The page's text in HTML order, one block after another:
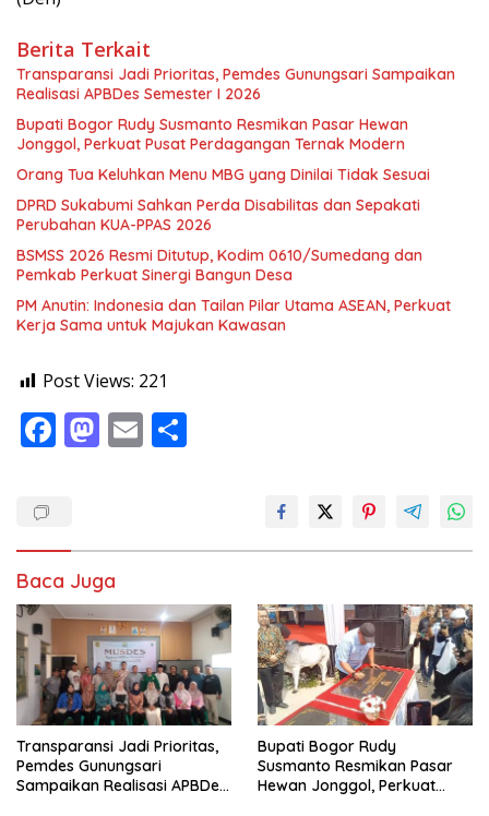
Berita Terkait
Transparansi Jadi Prioritas, Pemdes Gunungsari Sampaikan
Realisasi APBDes Semester I 2026
Bupati Bogor Rudy Susmanto Resmikan Pasar Hewan
Jonggol, Perkuat Pusat Perdagangan Ternak Modern
Orang Tua Keluhkan Menu MBG yang Dinilai Tidak Sesuai
DPRD Sukabumi Sahkan Perda Disabilitas dan Sepakati
Perubahan KUA-PPAS 2026
BSMSS 2026 Resmi Ditutup, Kodim 0610/Sumedang dan
Pemkab Perkuat Sinergi Bangun Desa
PM Anutin: Indonesia dan Tailan Pilar Utama ASEAN, Perkuat
Kerja Sama untuk Majukan Kawasan
Post Views: 221
F
o
o
k
M
o
n
E
Baca Juga
Transparansi Jadi Prioritas,
Pemdes Gunungsari
Sampaikan Realisasi APBDes
Bupati Bogor Rudy
Susmanto Resmikan Pasar
Hewan Jonggol, Perkuat